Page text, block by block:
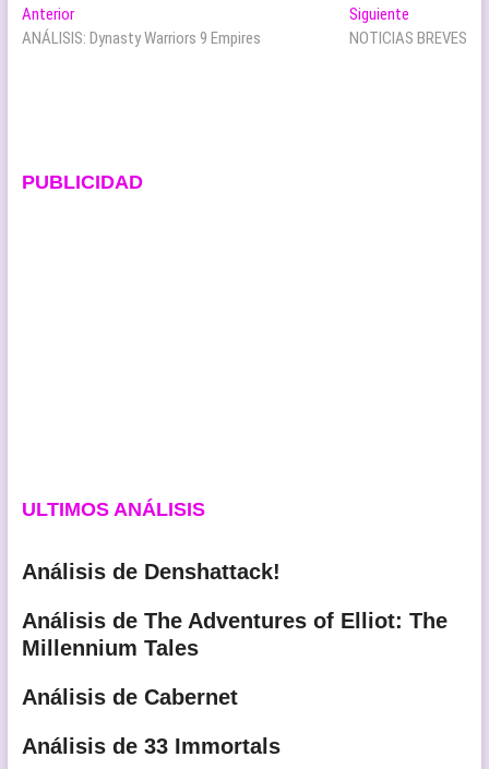
Navegación
de
AnteriorEntrada
anterior:
ANÁLISIS: Dynasty Warriors 9 Empires
Siguiente
siguiente:
NOTICIAS BREVES
PUBLICIDAD
ULTIMOS ANÁLISIS
Análisis de Denshattack!
Análisis de The Adventures of Elliot: The
Millennium Tales
Análisis de Cabernet
Análisis de 33 Immortals